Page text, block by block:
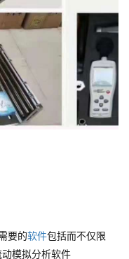
要的软件包括而不仅限
动模拟分析软件